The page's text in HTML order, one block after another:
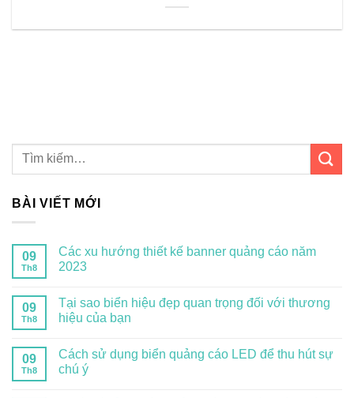
BÀI VIẾT MỚI
09
Th8
Các xu hướng thiết kế banner quảng cáo năm
2023
09
Th8
Tại sao biển hiệu đẹp quan trọng đối với thương
hiệu của bạn
09
Th8
Cách sử dụng biển quảng cáo LED để thu hút sự
chú ý